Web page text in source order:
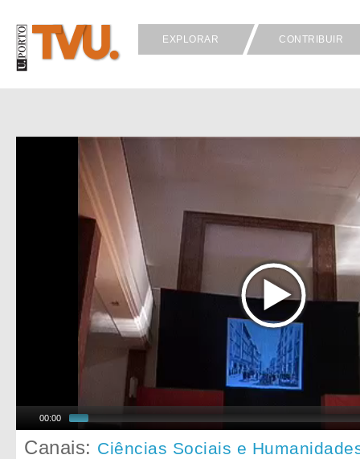
EXPLORAR CONTRIBUIR
00:00
Canais: Ciências Sociais e